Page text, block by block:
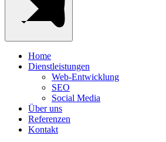
Home
Dienstleistungen
Web-Entwicklung
SEO
Social Media
Über uns
Referenzen
Kontakt